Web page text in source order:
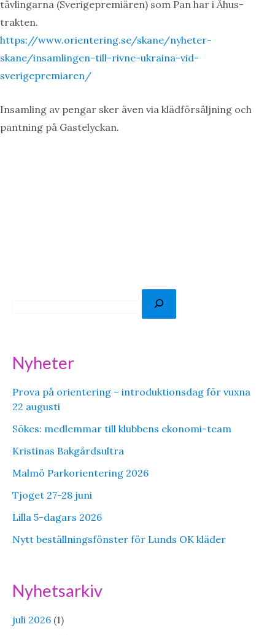
tävlingarna (Sverigepremiären) som Pan har i Åhus-
trakten.
https://www.orientering.se/skane/nyheter-
skane/insamlingen-till-rivne-ukraina-vid-
sverigepremiaren/
Insamling av pengar sker även via klädförsäljning och
pantning på Gastelyckan.
Nyheter
Prova på orientering – introduktionsdag för vuxna
22 augusti
Sökes: medlemmar till klubbens ekonomi-team
Kristinas Bakgårdsultra
Malmö Parkorientering 2026
Tjoget 27-28 juni
Lilla 5-dagars 2026
Nytt beställningsfönster för Lunds OK kläder
Nyhetsarkiv
juli 2026 (1)